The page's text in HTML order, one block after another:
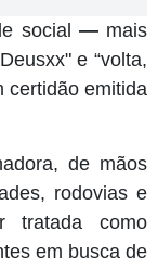
social —mais
e “volta,
certidão emitida
de mãos
rodovias e
tratada como
em busca de